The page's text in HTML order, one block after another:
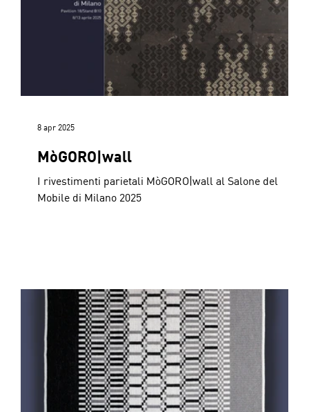
MòGORO|wall
I rivestimenti parietali MòGORO|wall al Salone del
Mobile di Milano 2025
8 apr 2025